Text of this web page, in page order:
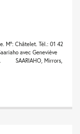
M°: Châtelet. Tél.: 01 42
avec Geneviève
SAARIAHO, Mirrors,